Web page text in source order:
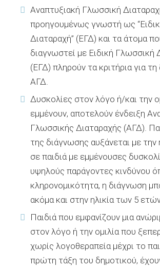
Αναπτυξιακή Γλωσσική
προηγουμένως γνωστή ως
Διαταραχή” (ΕΓΔ) και τα άτομα
διαγνωστεί με Ειδική Γλωσσική
(ΕΓΔ) πληρούν τα κριτήρια για
ΑΓΔ.
Δυσκολίες στον λόγο ή/και την
εμμένουν, αποτελούν ένδειξη
Γλωσσικής Διαταραχής (ΑΓΔ).
της διάγνωσης αυξάνεται με την
σε παιδιά με εμμένουσες
υψηλούς παράγοντες κινδύνου
κληρονομικότητα, η διάγνωση
ακόμα και στην ηλικία των 5
Παιδιά που εμφανίζουν μια
στον λόγο ή την ομιλία που
χωρίς λογοθεραπεία μέχρι το
πρώτη τάξη του δημοτικού,